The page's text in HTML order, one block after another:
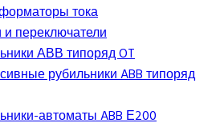
тока
переключатели
АВВ типоряд OT
рубильники ABB типоряд
автоматы ABB Е200